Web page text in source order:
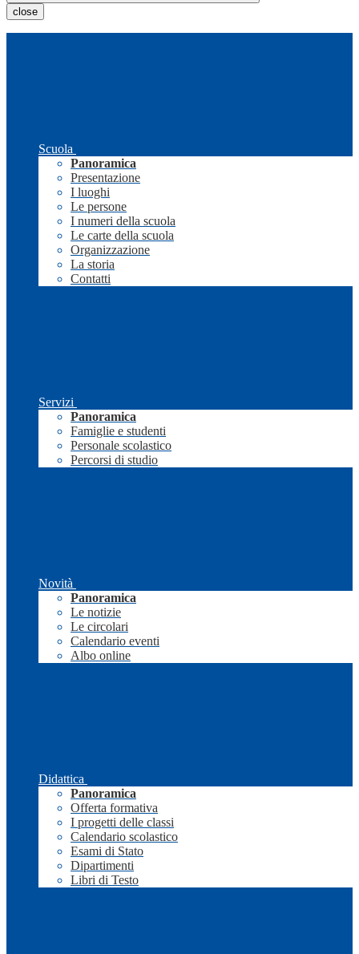
close
Scuola
Panoramica
Presentazione
I luoghi
Le persone
I numeri della scuola
Le carte della scuola
Organizzazione
La storia
Contatti
Servizi
Panoramica
Famiglie e studenti
Personale scolastico
Percorsi di studio
Novità
Panoramica
Le notizie
Le circolari
Calendario eventi
Albo online
Didattica
Panoramica
Offerta formativa
I progetti delle classi
Calendario scolastico
Esami di Stato
Dipartimenti
Libri di Testo